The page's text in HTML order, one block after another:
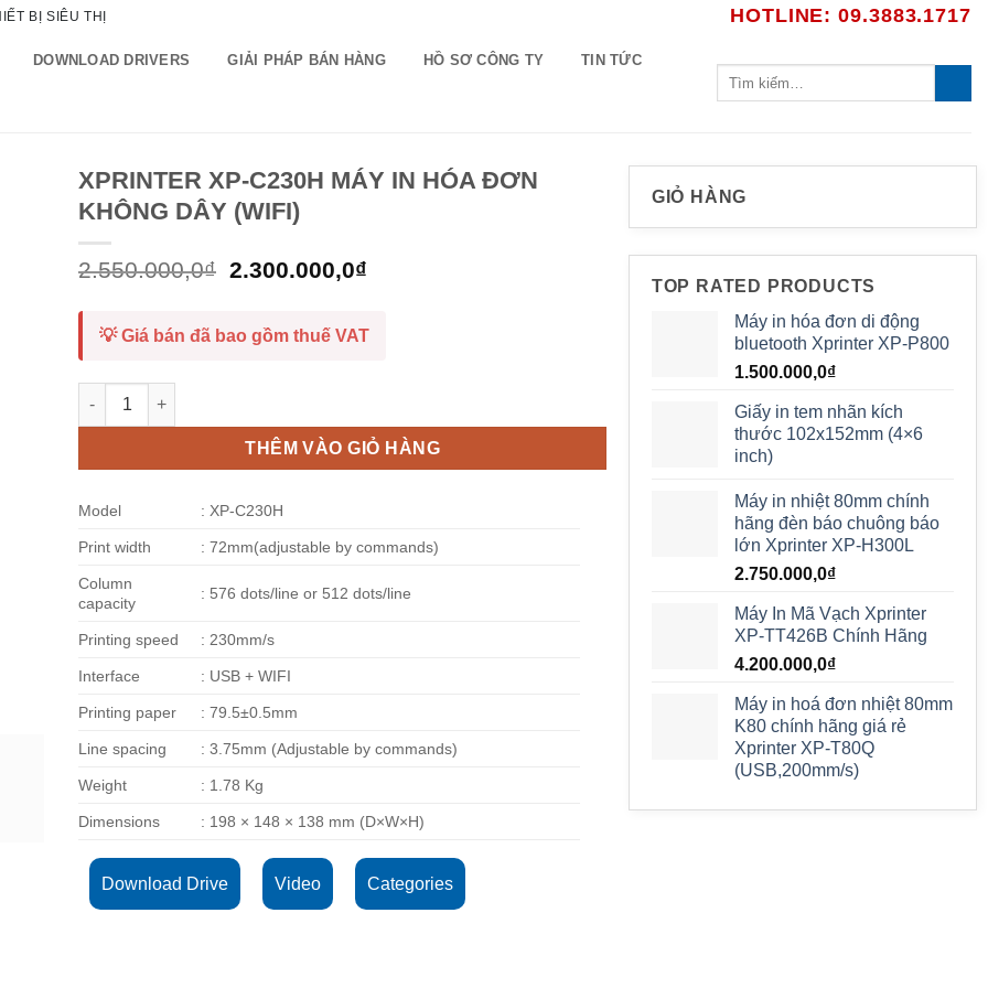
BỊ SIÊU THỊ HOTLINE: 09.3883.1717
DOWNLOAD DRIVERS GIẢI PHÁP BÁN HÀNG HỒ SƠ CÔNG TY TIN TỨC
XPRINTER XP-C230H MÁY IN HÓA ĐƠN
KHÔNG DÂY (WIFI)
2.550.000,0₫ Giá
2.550.000,0₫.
2.300.000,0₫
là:
💡 Giá bán đã bao gồm thuế VAT
XPRINTER XP-C230H MÁY IN HÓA ĐƠN KHÔNG DÂY (WIFI) số lượng
THÊM VÀO GIỎ HÀNG
Model : XP-C230H
Print width : 72mm(adjustable by commands)
Column
capacity
: 576 dots/line or 512 dots/line
Printing speed : 230mm/s
Interface : USB + WIFI
Printing paper : 79.5±0.5mm
Line spacing : 3.75mm (Adjustable by commands)
Weight : 1.78 Kg
Dimensions : 198 × 148 × 138 mm (D×W×H)
Download Drive Video Categories
GIỎ HÀNG
TOP RATED PRODUCTS
Máy in hóa đơn di động
bluetooth Xprinter XP-P800
1.500.000,0₫
Giấy in tem nhãn kích
thước 102x152mm (4×6
inch)
Máy in nhiệt 80mm chính
hãng đèn báo chuông báo
lớn Xprinter XP-H300L
2.750.000,0₫
Máy In Mã Vạch Xprinter
XP-TT426B Chính Hãng
4.200.000,0₫
Máy in hoá đơn nhiệt 80mm
K80 chính hãng giá rẻ
Xprinter XP-T80Q
(USB,200mm/s)